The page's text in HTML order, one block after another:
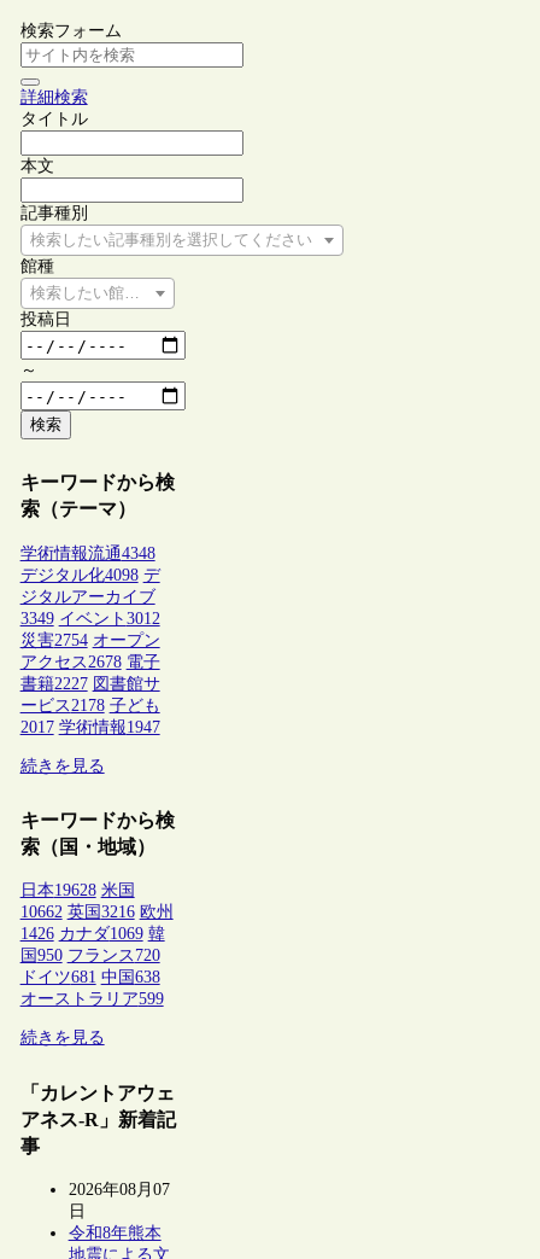
検索フォーム
詳細検索
タイトル
本文
記事種別
検索したい記事種別を選択してください
館種
検索したい館種を選択してください
投稿日
～
検索
キーワードから検
索（テーマ）
学術情報流通4348
デジタル化4098 デ
ジタルアーカイブ
3349 イベント 3012
災害2754 オープン
アクセス 2678 電子
書籍2227 図書館サ
ービス 2178 子ども
2017 学術情報1947
続きを見る
キーワードから検
索（国・地域）
日本19628 米国
10662 英国 3216 欧州
1426 カナダ1069 韓
国 950 フランス 720
ドイツ681 中国 638
オーストラリア599
続きを見る
「カレントアウェ
アネス-R」新着記
事
2026年08月07
日
令和8年熊本
地震による文